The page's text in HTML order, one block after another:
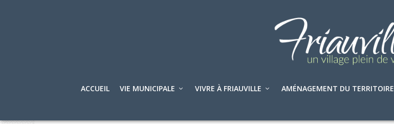
ACCUEIL VIE MUNICIPALE VIVRE À FRIAUVILLE AMÉNAGEMENT DU TERRITOIRE